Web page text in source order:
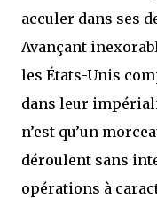
acculer dans ses
Avançant
les États-Unis
dans leur
n’est qu’un
déroulent sans
opérations à